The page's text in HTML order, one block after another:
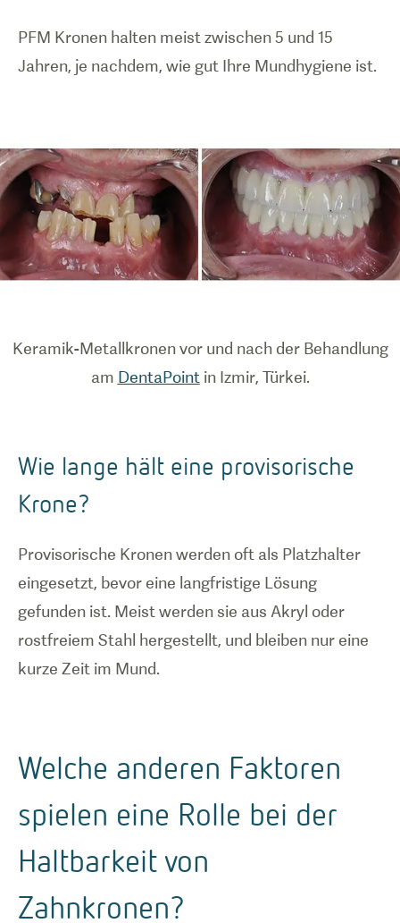
PFM Kronen halten meist zwischen 5 und 15
Keramik-Metallkronen vor und nach der Behandlung
am DentaPoint in Izmir, Türkei.
Wie lange hält eine provisorische
Krone?
Provisorische Kronen werden oft als Platzhalter
eingesetzt, bevor eine langfristige Lösung
gefunden ist. Meist werden sie aus Akryl oder
rostfreiem Stahl hergestellt, und bleiben nur eine
kurze Zeit im Mund.
Welche anderen Faktoren
spielen eine Rolle bei der
Haltbarkeit von
Zahnkronen?